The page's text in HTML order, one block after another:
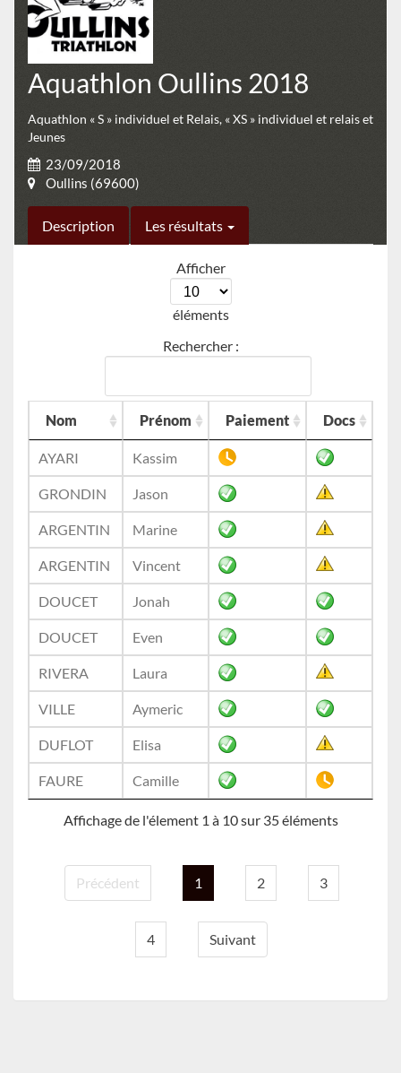
Aquathlon Oullins 2018
Aquathlon « S » individuel et Relais, « XS » individuel et relais et
Jeunes
23/09/2018
Oullins (69600)
Description Les résultats
Afficher
éléments
Rechercher :
Nom Prénom Paiement Docs
AYARI Kassim
GRONDIN Jason
ARGENTIN Marine
ARGENTIN Vincent
DOUCET Jonah
DOUCET Even
RIVERA Laura
VILLE Aymeric
DUFLOT Elisa
FAURE Camille
Affichage de l'élement 1 à 10 sur 35 éléments
Précédent 1 2 3
4 Suivant